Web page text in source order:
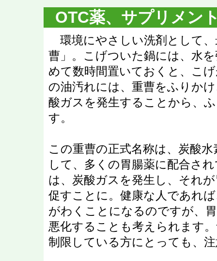
OTC薬、サプリメン
環境にやさしい洗剤として
曹」。こげついた鍋には、水
めて数時間置いておくと、こ
の油汚れには、重曹をふりか
酸ガスを発生することから、
す。
この重曹の正式名称は、炭酸
して、多くの胃腸薬に配合さ
は、炭酸ガスを発生し、それ
促すことに。健康な人であれ
がわくことになるのですが、
悪化することも考えられます
制限している方にとっても、